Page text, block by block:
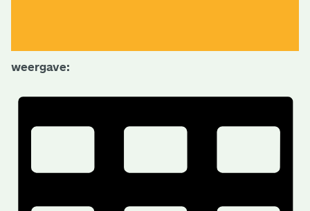
weergave: